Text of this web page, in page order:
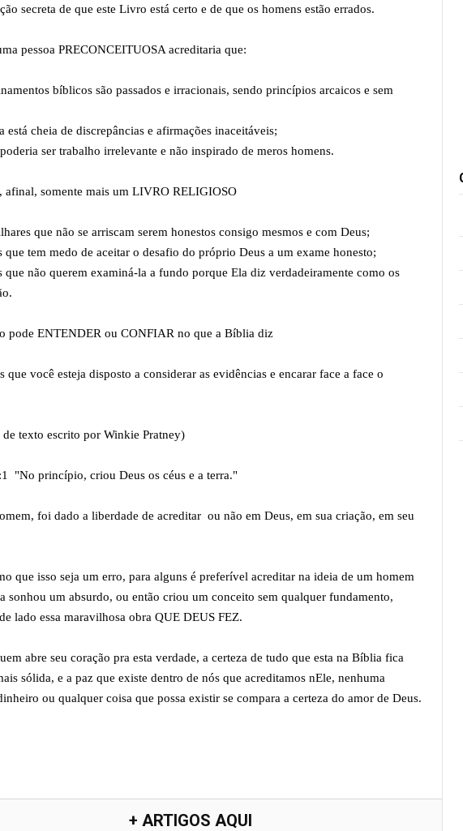
secreta de que este Livro está certo e de que os homens estão errados.
pessoa PRECONCEITUOSA acreditaria que:
bíblicos são passados e irracionais, sendo princípios arcaicos e sem
cheia de discrepâncias e afirmações inaceitáveis;
ser trabalho irrelevante e não inspirado de meros homens.
afinal, somente mais um LIVRO RELIGIOSO
que não se arriscam serem honestos consigo mesmos e com Deus;
tem medo de aceitar o desafio do próprio Deus a um exame honesto;
não querem examiná-la a fundo porque Ela diz verdadeiramente como os
pode ENTENDER ou CONFIAR no que a Bíblia diz
que você esteja disposto a considerar as evidências e encarar face a face o
de texto escrito por Winkie Pratney)
"No princípio, criou Deus os céus e a terra."
foi dado a liberdade de acreditar ou não em Deus, em sua criação, em seu
isso seja um erro, para alguns é preferível acreditar na ideia de um homem
sonhou um absurdo, ou então criou um conceito sem qualquer fundamento,
lado essa maravilhosa obra QUE DEUS FEZ.
abre seu coração pra esta verdade, a certeza de tudo que esta na Bíblia fica
sólida, e a paz que existe dentro de nós que acreditamos nEle, nenhuma
ou qualquer coisa que possa existir se compara a certeza do amor de Deus.
+ ARTIGOS AQUI